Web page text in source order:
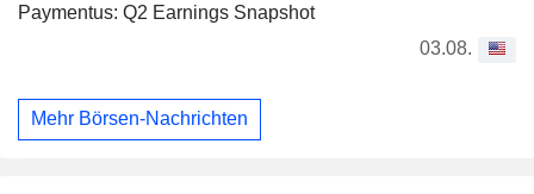
Paymentus: Q2 Earnings Snapshot
03.08.
Mehr Börsen-Nachrichten